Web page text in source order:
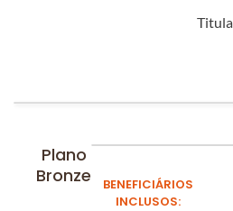
Plano
Bronze
BENEFICIÁRIOS
INCLUSOS: